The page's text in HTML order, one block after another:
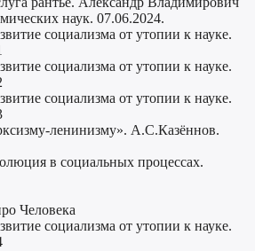
наук. 07.06.2024.
социализма от утопии к науке.
социализма от утопии к науке.
социализма от утопии к науке.
ленинизму». А.С.Казённов.
в социальных процессах.
Человека
социализма от утопии к науке.